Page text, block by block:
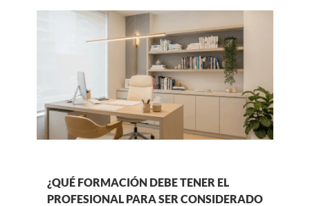
¿QUÉ FORMACIÓN DEBE TENER EL
PROFESIONAL PARA SER CONSIDERADO